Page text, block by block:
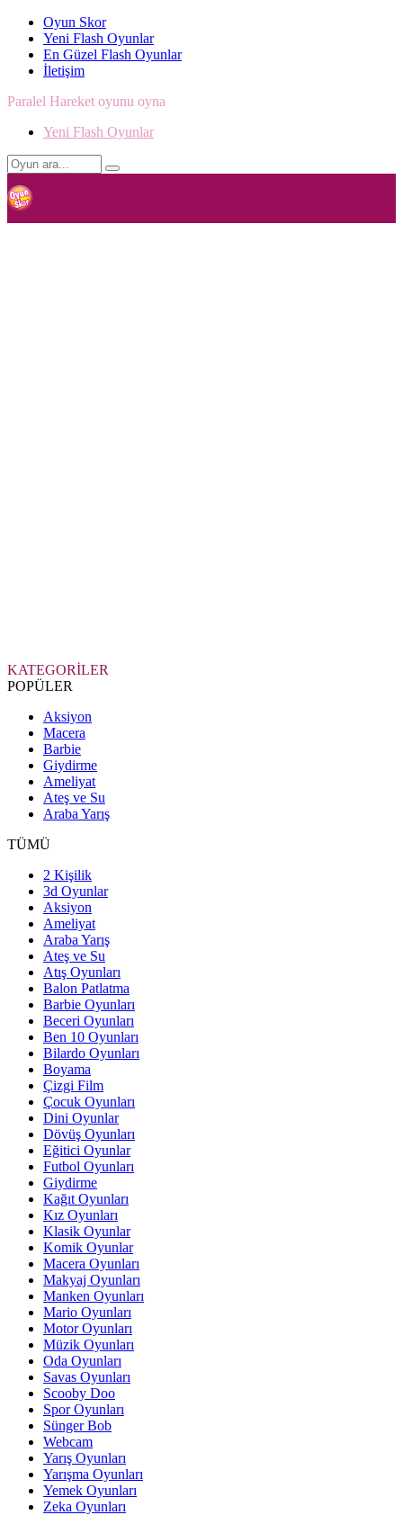
Oyun Skor
Yeni Flash Oyunlar
En Güzel Flash Oyunlar
İletişim
Paralel Hareket oyunu oyna
Yeni Flash Oyunlar
KATEGORİLER
POPÜLER
Aksiyon
Macera
Barbie
Giydirme
Ameliyat
Ateş ve Su
Araba Yarış
TÜMÜ
2 Kişilik
3d Oyunlar
Aksiyon
Ameliyat
Araba Yarış
Ateş ve Su
Atış Oyunları
Balon Patlatma
Barbie Oyunları
Beceri Oyunları
Ben 10 Oyunları
Bilardo Oyunları
Boyama
Çizgi Film
Çocuk Oyunları
Dini Oyunlar
Dövüş Oyunları
Eğitici Oyunlar
Futbol Oyunları
Giydirme
Kağıt Oyunları
Kız Oyunları
Klasik Oyunlar
Komik Oyunlar
Macera Oyunları
Makyaj Oyunları
Manken Oyunları
Mario Oyunları
Motor Oyunları
Müzik Oyunları
Oda Oyunları
Savas Oyunları
Scooby Doo
Spor Oyunları
Sünger Bob
Webcam
Yarış Oyunları
Yarışma Oyunları
Yemek Oyunları
Zeka Oyunları